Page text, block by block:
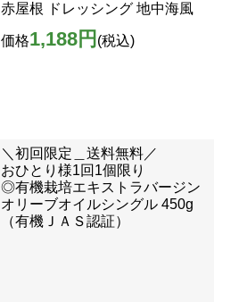
赤屋根 ドレッシング 地中海風
価格1,188円 (税込)
＼初回限定＿送料無料／
おひとり様1回1個限り
◎有機栽培エキストラバージン
オリーブオイルシングル 450g
（有機ＪＡＳ認証）